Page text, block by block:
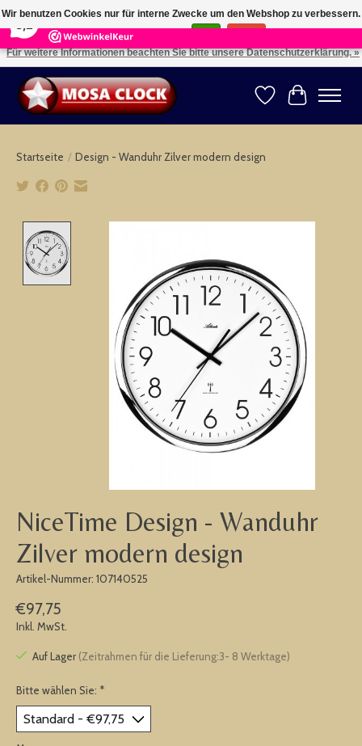
164 Reviews ×
Kies uw taal: NL -- Wählen Sie ihre Sprache: DE -- Choose your language: EN ⇓ ⇒
Wunschzettel
Ihr
Startseite / Design - Wanduhr Zilver modern design
NiceTime Design - Wanduhr
Zilver modern design
Artikel-Nummer: 107140525
€97,75
Inkl. MwSt.
Auf Lager (Zeitrahmen für die Lieferung:3- 8 Werktage)
Bitte wählen Sie: *
Wir benutzen Cookies nur für interne Zwecke um den Webshop zu verbessern.
Ist das in Ordnung?
Für weitere Informationen beachten Sie bitte unsere Datenschutzerklärung. »